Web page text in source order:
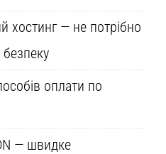
хостинг — не потрібно
оплати по
— швидке